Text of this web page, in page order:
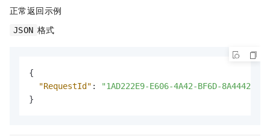
正常返回示例
JSON 格式
{
"RequestId" :
"1AD222E9-E606-4A42-BF6D-
}